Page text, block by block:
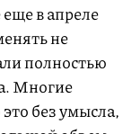
в апреле
не
полностью
Многие
без умысла,